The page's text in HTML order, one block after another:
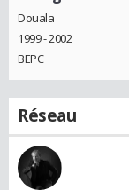
Douala
1999 - 2002
BEPC
Réseau